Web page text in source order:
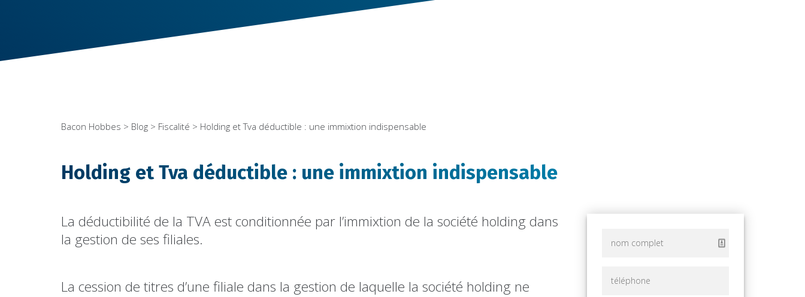
Bacon Hobbes > Blog > Fiscalité > Holding et Tva déductible : une immixtion indispensable
Holding et Tva déductible : une immixtion indispensable
La déductibilité de la TVA est conditionnée par l’immixtion de la société holding dans
la gestion de ses filiales.
La cession de titres d’une filiale dans la gestion de laquelle la société holding ne